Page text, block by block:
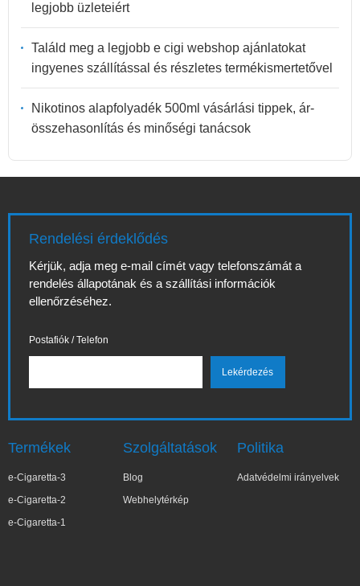
legjobb üzleteiért
Találd meg a legjobb e cigi webshop ajánlatokat
ingyenes szállítással és részletes termékismertetővel
Nikotinos alapfolyadék 500ml vásárlási tippek, ár-
összehasonlítás és minőségi tanácsok
Rendelési érdeklődés
Kérjük, adja meg e-mail címét vagy telefonszámát a
rendelés állapotának és a szállítási információk
ellenőrzéséhez.
Postafiók / Telefon
Termékek
e-Cigaretta-3
e-Cigaretta-2
e-Cigaretta-1
Szolgáltatások
Blog
Webhelytérkép
Politika
Adatvédelmi irányelvek